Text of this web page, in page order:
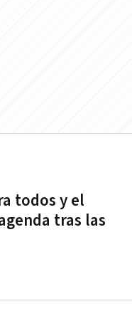
todos y el
tras las